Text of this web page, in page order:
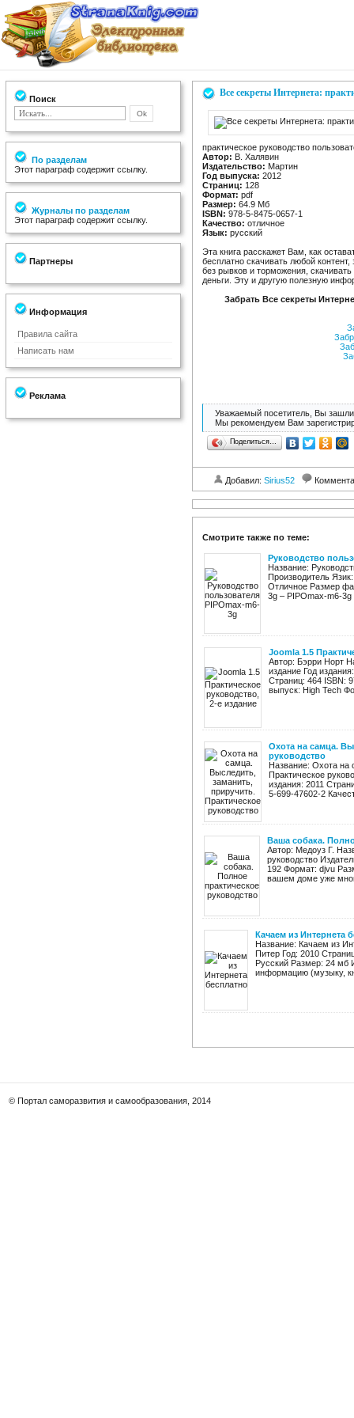
Поиск
По разделам
Этот параграф содержит ссылку.
Журналы по разделам
Этот параграф содержит ссылку.
Партнеры
Информация
Правила сайта
Написать нам
Реклама
Все секреты Интернета:
практическое руководство
Автор: В. Халявин
Издательство: Мартин
Год выпуска: 2012
Страниц: 128
Формат: pdf
Размер: 64.9 Мб
ISBN: 978-5-8475-0657-1
Качество: отличное
Язык: русский
Эта книга расскажет Вам, как
бесплатно скачивать любой
без рывков и торможения,
деньги. Эту и другую полезную
Забрать Все секреты
Уважаемый посетитель, Вы зашли
Мы рекомендуем Вам
Поделиться…
Добавил: Sirius52
Смотрите также по теме:
Руководство
Название:
Производитель
Отличное Размер
3g – PIPOmax-m6-
Joomla 1.5
Автор: Бэрри Норт
издание Год
Страниц: 464 ISBN:
выпуск: High Tech
Охота на самца.
руководство
Название: Охота на
Практическое
издания: 2011
5-699-47602-2
Ваша собака.
Автор: Медоуз Г.
руководство
192 Формат: djvu
вашем доме уже
Качаем из Интернета
Название: Качаем из
Питер Год: 2010
Русский Размер: 24 мб
информацию (музыку,
© Портал саморазвития и самообразования, 2014